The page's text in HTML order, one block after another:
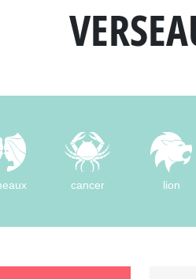
cancer lion